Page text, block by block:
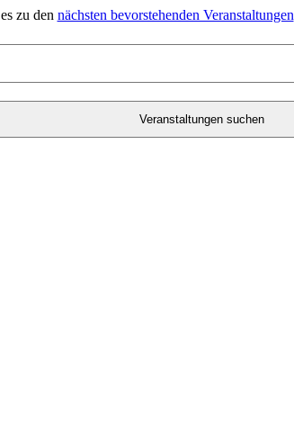
zu den nächsten bevorstehenden Veranstaltungen
Veranstaltungen suchen